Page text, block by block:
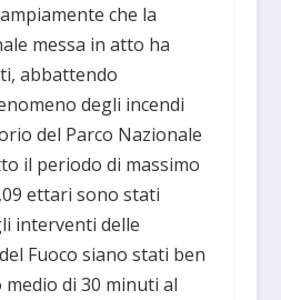
che la
messa in atto ha
abbattendo
degli incendi
del Parco Nazionale
il periodo di massimo
ettari sono stati
interventi delle
Fuoco siano stati ben
di 30 minuti al